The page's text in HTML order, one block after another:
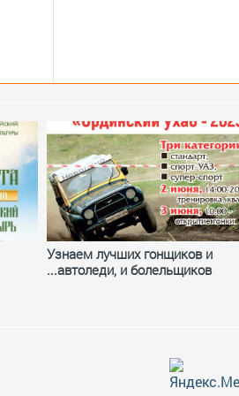
Узнаем лучших гонщиков и
...автоледи, и болельщиков